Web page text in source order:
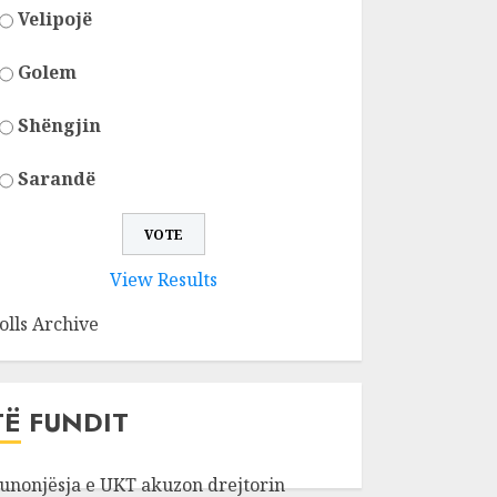
Velipojë
Golem
Shëngjin
Sarandë
View Results
Archive
FUNDIT
e UKT akuzon drejtorin